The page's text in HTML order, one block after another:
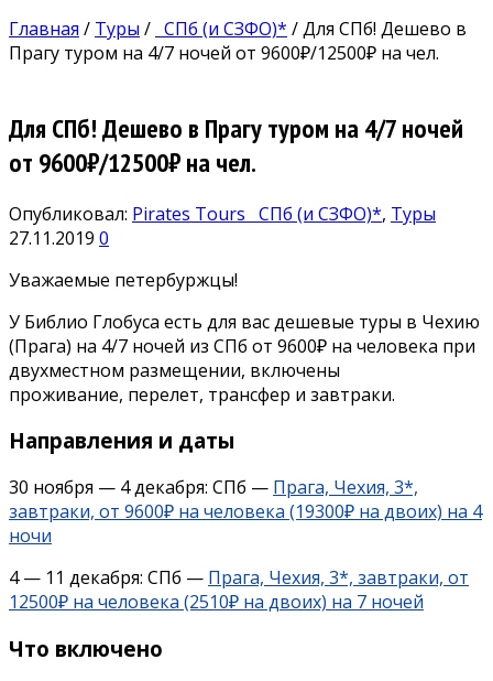
Главная / Туры / СПб (и СЗФО)* /Для СПб! Дешево в
Прагу туром на 4/7 ночей от 9600₽/12500₽ на чел.
Для СПб! Дешево в Прагу туром на 4/7 ночей
от 9600₽/12500₽ на чел.
Опубликовал: Pirates Tours СПб (и СЗФО)*, Туры
27.11.2019 0
Уважаемые петербуржцы!
У Библио Глобуса есть для вас дешевые туры в Чехию
(Прага) на 4/7 ночей из СПб от 9600₽ на человека при
двухместном размещении, включены
проживание, перелет, трансфер и завтраки.
Направления и даты
30 ноября — 4 декабря: СПб — Прага, Чехия, 3*,
завтраки, от 9600₽ на человека (19300₽ на двоих) на 4
ночи
4 — 11 декабря: СПб — Прага, Чехия, 3*, завтраки, от
12500₽ на человека (2510₽ на двоих) на 7 ночей
Что включено